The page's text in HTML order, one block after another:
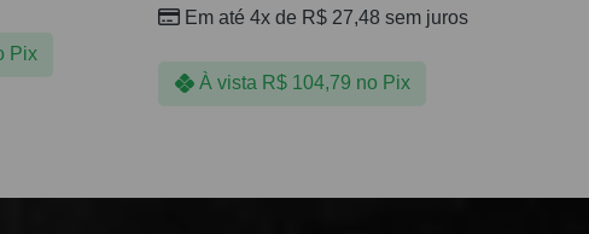
Pix
Em até 4x de R$27,48 sem juros
À vista R$104,79 no Pix